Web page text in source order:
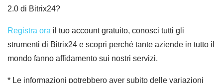
2.0 di Bitrix24?
Registra ora il tuo account gratuito, conosci tutti gli
strumenti di Bitrix24 e scopri perché tante aziende in tutto il
mondo fanno affidamento sui nostri servizi.
* Le informazioni potrebbero aver subito delle variazioni